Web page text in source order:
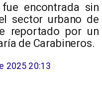
encontrada sin
sector urbano de
reportado por un
de Carabineros.
2025 20:13